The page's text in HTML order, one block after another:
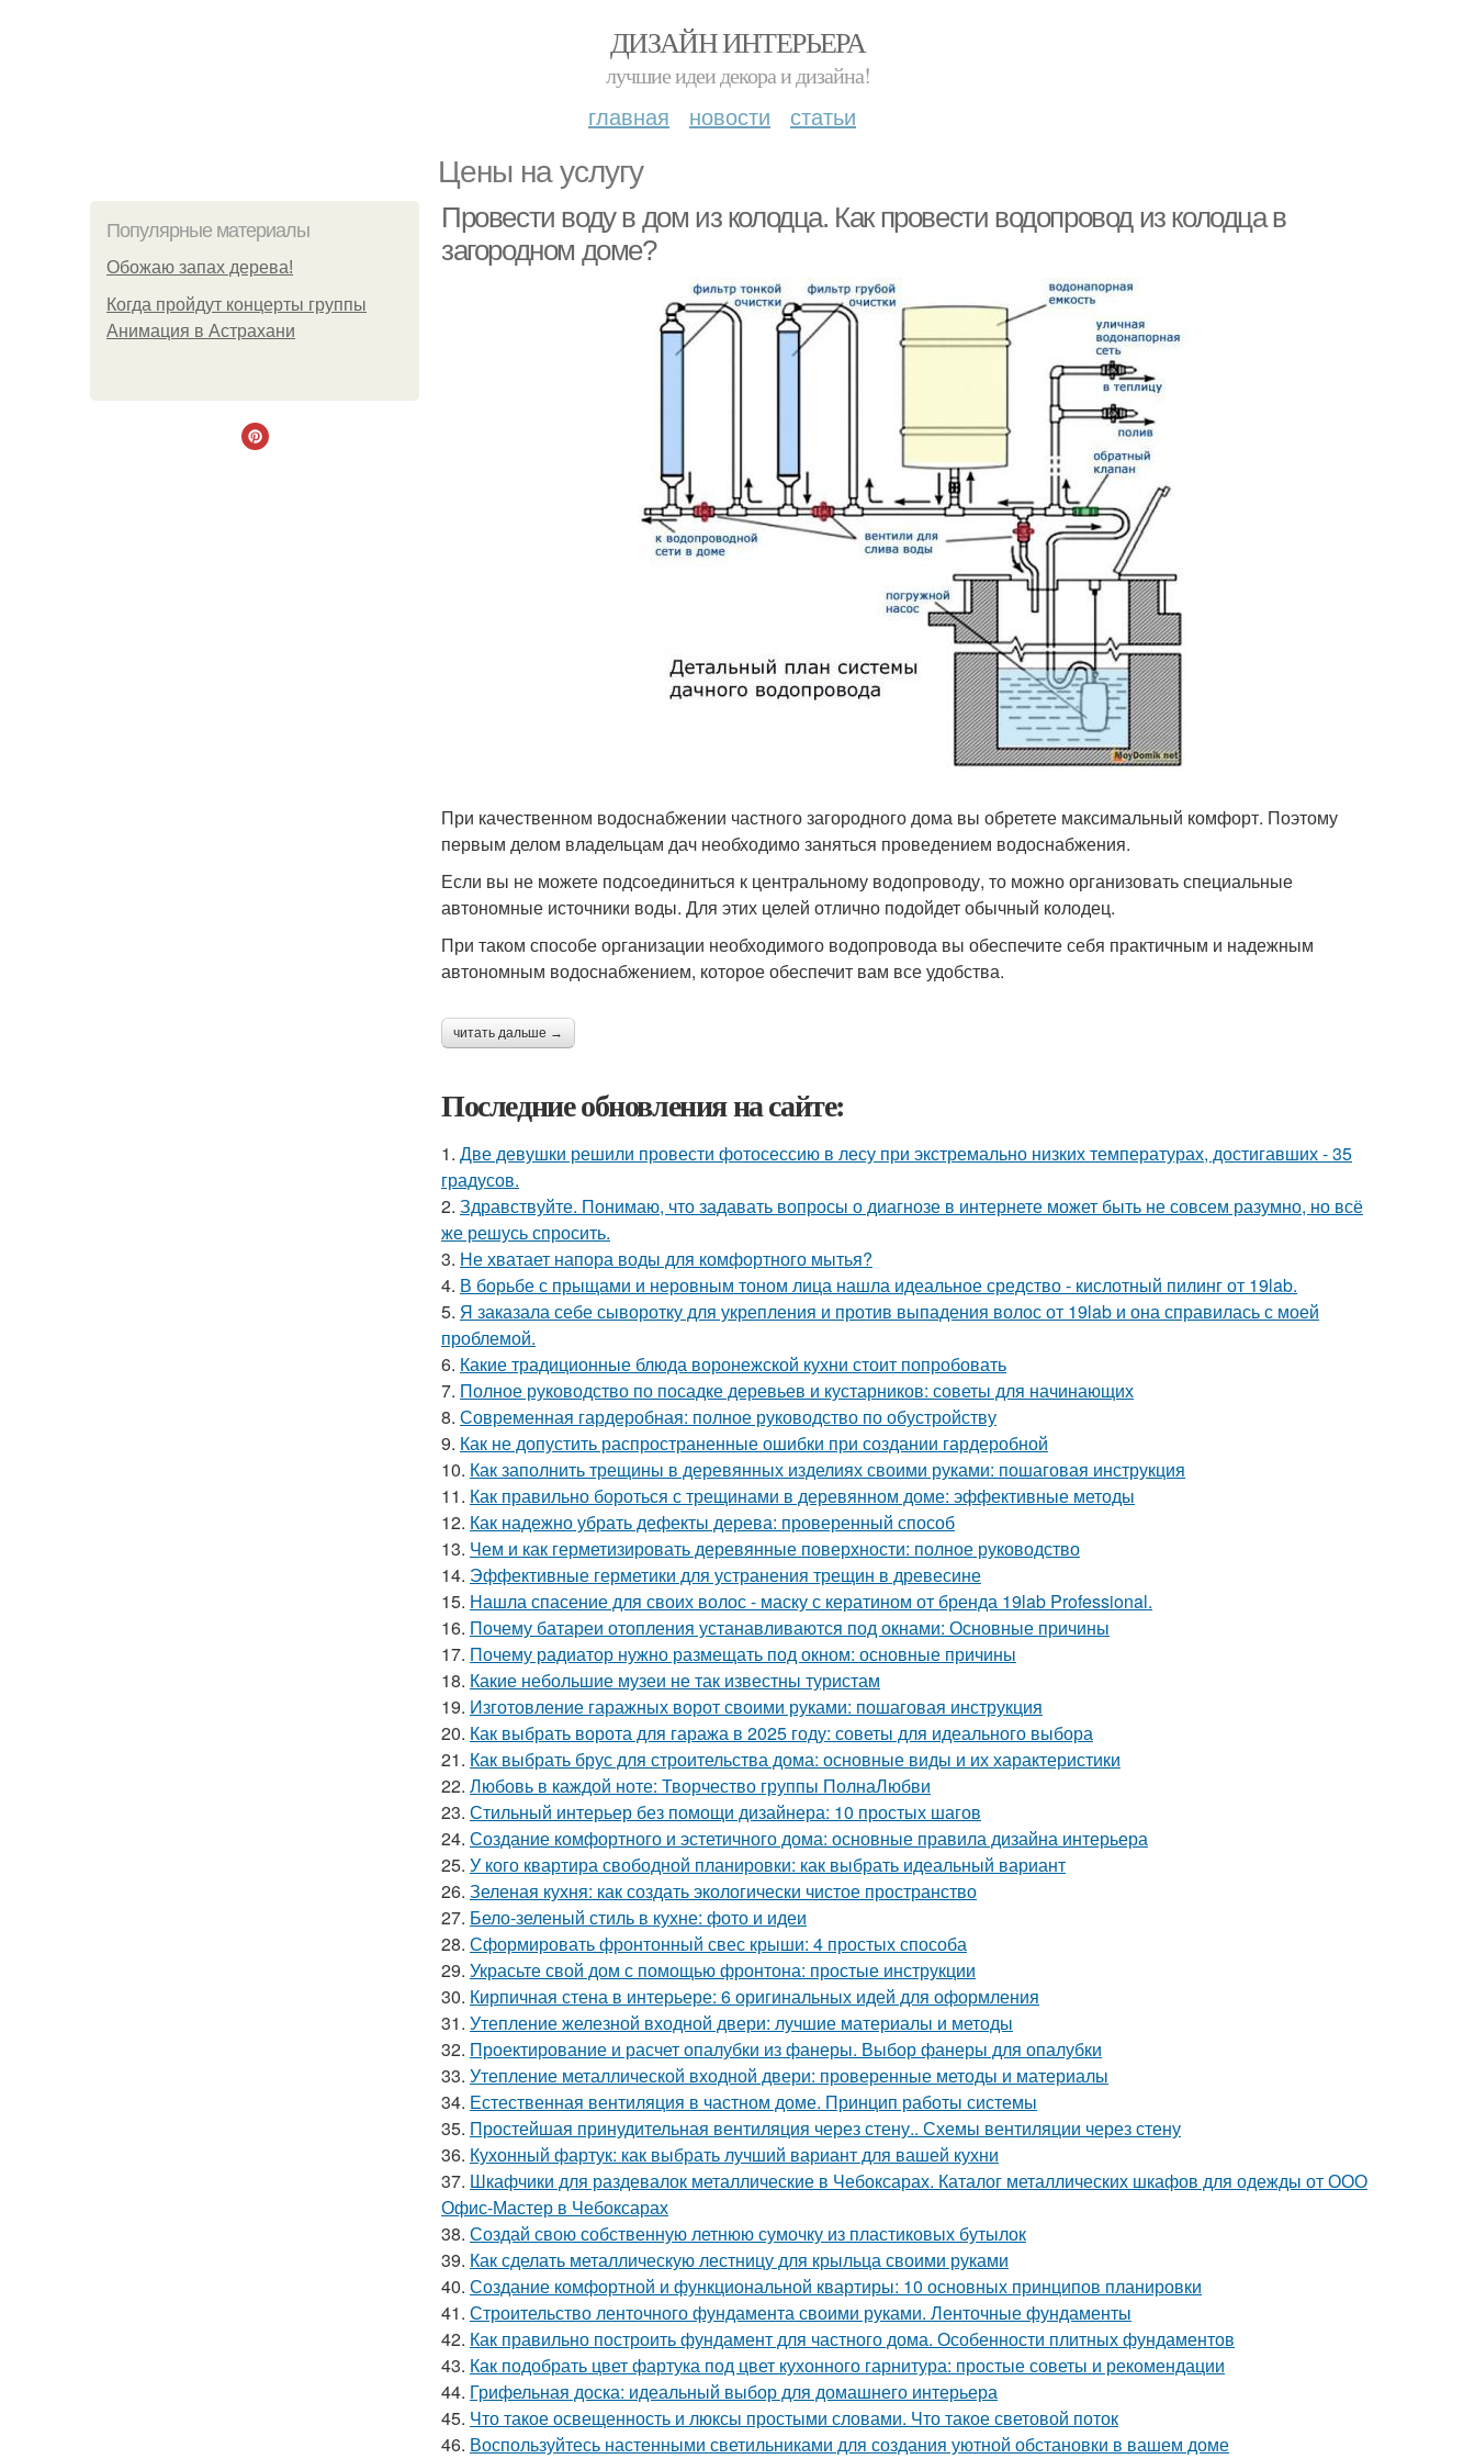
ДИЗАЙН ИНТЕРЬЕРА
лучшие идеи декора и дизайна!
главная новости статьи
Цены на услугу
Популярные материалы
Обожaю зaпах деpева!
Когда пройдут концерты группы
Анимация в Астрахани
Провести воду в дом из колодца. Как провести водопровод из колодца в
загородном доме?
При качественном водоснабжении частного загородного дома вы обретете максимальный комфорт. Поэтому
первым делом владельцам дач необходимо заняться проведением водоснабжения.
Если вы не можете подсоединиться к центральному водопроводу, то можно организовать специальные
автономные источники воды. Для этих целей отлично подойдет обычный колодец.
При таком способе организации необходимого водопровода вы обеспечите себя практичным и надежным
автономным водоснабжением, которое обеспечит вам все удобства.
читать дальше →
Последние обновления на сайте:
1. Две девушки решили провести фотосессию в лесу при экстремально низких температурах, достигавших - 35
градусов.
2. Здравствуйте. Понимаю, что задавать вопросы о диагнозе в интернете может быть не совсем разумно, но всё
же решусь спросить.
3. Не хватает напора воды для комфортного мытья?
4. В борьбе с прыщами и неровным тоном лица нашла идеальное средство - кислотный пилинг от 19lab.
5. Я заказала себе сыворотку для укрепления и против выпадения волос от 19lab и она справилась с моей
проблемой.
6. Какие традиционные блюда воронежской кухни стоит попробовать
7. Полное руководство по посадке деревьев и кустарников: советы для начинающих
8. Современная гардеробная: полное руководство по обустройству
9. Как не допустить распространенные ошибки при создании гардеробной
10. Как заполнить трещины в деревянных изделиях своими руками: пошаговая инструкция
11. Как правильно бороться с трещинами в деревянном доме: эффективные методы
12. Как надежно убрать дефекты дерева: проверенный способ
13. Чем и как герметизировать деревянные поверхности: полное руководство
14. Эффективные герметики для устранения трещин в древесине
15. Нашла спасение для своих волос - маску с кератином от бренда 19lab Professional.
16. Почему батареи отопления устанавливаются под окнами: Основные причины
17. Почему радиатор нужно размещать под окном: основные причины
18. Какие небольшие музеи не так известны туристам
19. Изготовление гаражных ворот своими руками: пошаговая инструкция
20. Как выбрать ворота для гаража в 2025 году: советы для идеального выбора
21. Как выбрать брус для строительства дома: основные виды и их характеристики
22. Любовь в каждой ноте: Творчество группы ПолнаЛюбви
23. Стильный интерьер без помощи дизайнера: 10 простых шагов
24. Создание комфортного и эстетичного дома: основные правила дизайна интерьера
25. У кого квартира свободной планировки: как выбрать идеальный вариант
26. Зеленая кухня: как создать экологически чистое пространство
27. Бело-зеленый стиль в кухне: фото и идеи
28. Сформировать фронтонный свес крыши: 4 простых способа
29. Украсьте свой дом с помощью фронтона: простые инструкции
30. Кирпичная стена в интерьере: 6 оригинальных идей для оформления
31. Утепление железной входной двери: лучшие материалы и методы
32. Проектирование и расчет опалубки из фанеры. Выбор фанеры для опалубки
33. Утепление металлической входной двери: проверенные методы и материалы
34. Естественная вентиляция в частном доме. Принцип работы системы
35. Простейшая принудительная вентиляция через стену.. Схемы вентиляции через стену
36. Кухонный фартук: как выбрать лучший вариант для вашей кухни
37. Шкафчики для раздевалок металлические в Чебоксарах. Каталог металлических шкафов для одежды от ООО
Офис-Мастер в Чебоксарах
38. Создай свою собственную летнюю сумочку из пластиковых бутылок
39. Как сделать металлическую лестницу для крыльца своими руками
40. Создание комфортной и функциональной квартиры: 10 основных принципов планировки
41. Строительство ленточного фундамента своими руками. Ленточные фундаменты
42. Как правильно построить фундамент для частного дома. Особенности плитных фундаментов
43. Как подобрать цвет фартука под цвет кухонного гарнитура: простые советы и рекомендации
44. Грифельная доска: идеальный выбор для домашнего интерьера
45. Что такое освещенность и люксы простыми словами. Что такое световой поток
46. Воспользуйтесь настенными светильниками для создания уютной обстановки в вашем доме